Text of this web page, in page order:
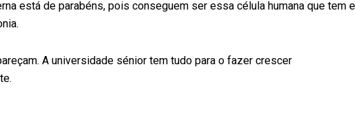
está de parabéns, pois conseguem ser essa célula humana que tem e
A universidade sénior tem tudo para o fazer crescer